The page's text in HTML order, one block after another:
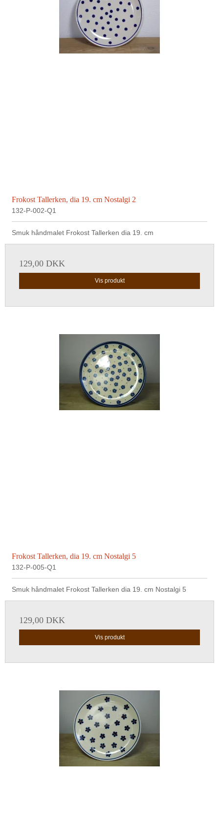
Frokost Tallerken, dia 19. cm Nostalgi 2
132-P-002-Q1
Smuk håndmalet Frokost Tallerken dia 19. cm
129,00 DKK
Vis produkt
Frokost Tallerken, dia 19. cm Nostalgi 5
132-P-005-Q1
Smuk håndmalet Frokost Tallerken dia 19. cm Nostalgi 5
129,00 DKK
Vis produkt